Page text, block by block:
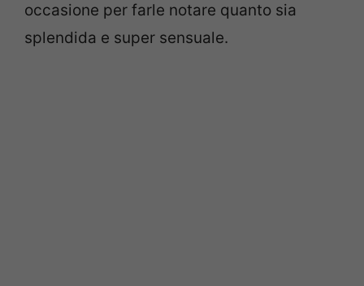
occasione per farle notare quanto sia
splendida e super sensuale.